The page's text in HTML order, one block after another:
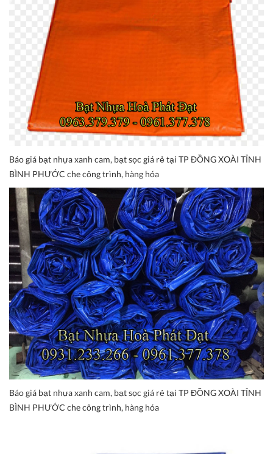
Báo giá bạt nhựa xanh cam, bạt sọc giá rẻ tại TP ĐỒNG XOÀI TỈNH
BÌNH PHƯỚC che công trình, hàng hóa
Báo giá bạt nhựa xanh cam, bạt sọc giá rẻ tại TP ĐỒNG XOÀI TỈNH
BÌNH PHƯỚC che công trình, hàng hóa